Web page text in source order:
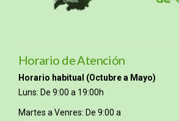
Horario de Atención
Horario habitual (Octubre a Mayo)
Luns: De 9:00 a 19:00h
Martes a Venres: De 9:00 a